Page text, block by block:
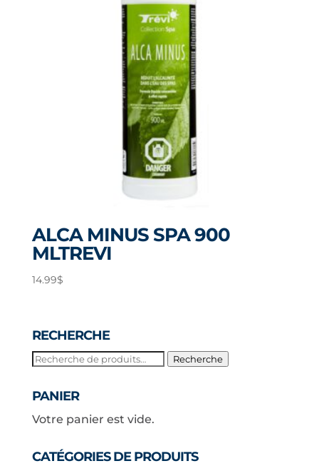
ALCA MINUS SPA 900
MLTREVI
14.99$
RECHERCHE
Recherche
Recherche
PANIER
Votre panier est vide.
CATÉGORIES DE PRODUITS